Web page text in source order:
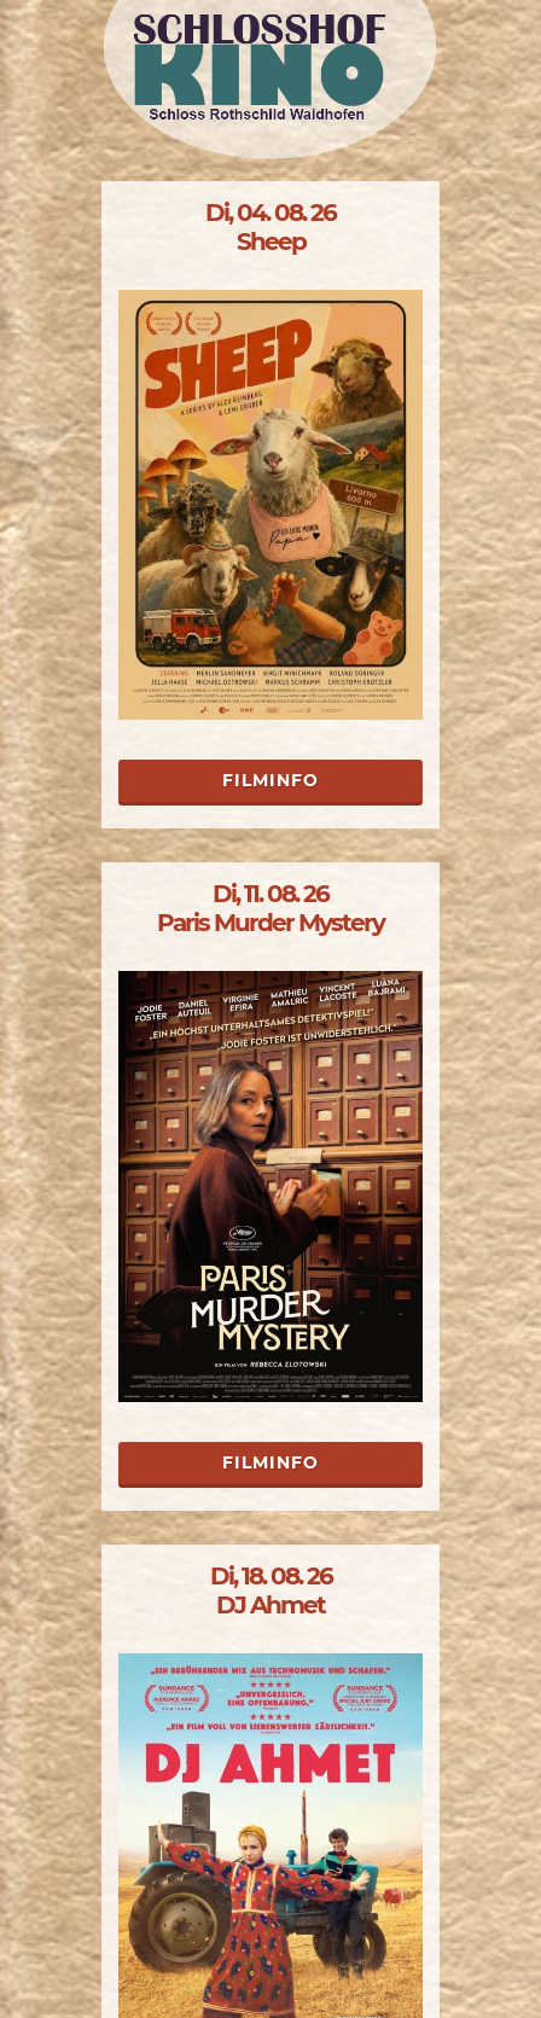
Di, 04. 08. 26
Sheep
FILMINFO
Di, 11. 08. 26
Paris Murder Mystery
FILMINFO
Di, 18. 08. 26
DJ Ahmet